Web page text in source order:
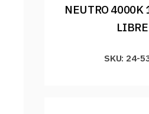
NEUTRO 4000K
LIBRE
SKU: 24-